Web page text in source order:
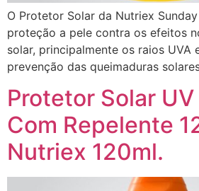
O Protetor Solar da Nutriex
proteção a pele contra os efeitos
solar, principalmente os raios UVA
prevenção das queimaduras
Protetor Solar UV
Com Repelente
Nutriex 120ml.